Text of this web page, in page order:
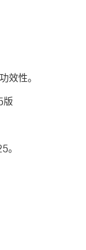
效性。
版
。